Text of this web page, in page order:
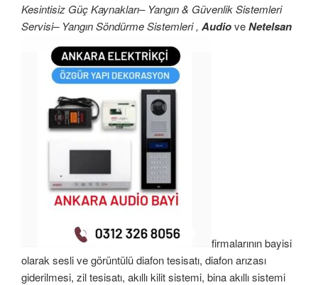
Kesintisiz Güç Kaynakları– Yangın & Güvenlik Sistemleri
Servisi– Yangın Söndürme Sistemleri , AudioveNetelsan
firmalarının bayisi
olarak sesli ve görüntülü diafon tesisatı, diafon arızası
giderilmesi, zil tesisatı, akıllı kilit sistemi, bina akıllı sistemi